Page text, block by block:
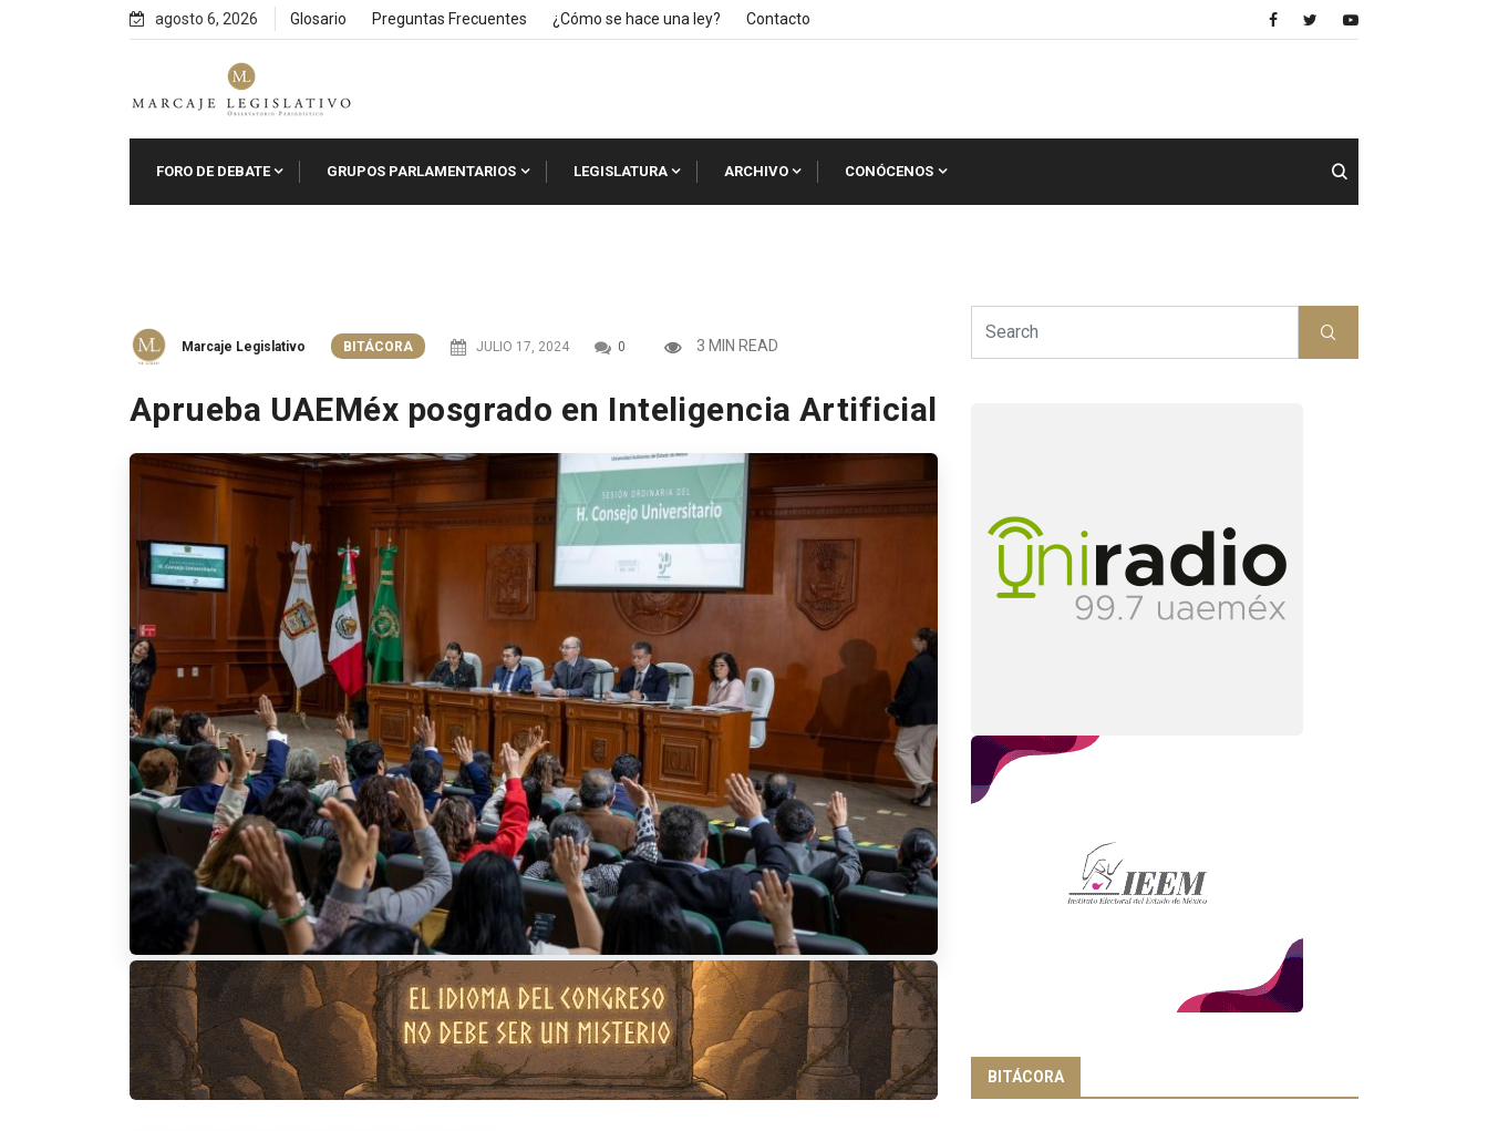
agosto 6, 2026 Glosario Preguntas Frecuentes ¿Cómo se hace una ley? Contacto
FORO DE DEBATE GRUPOS PARLAMENTARIOS LEGISLATURA ARCHIVO CONÓCENOS
Marcaje Legislativo BITÁCORA JULIO 17, 2024 0 3 MIN READ
Aprueba UAEMéx posgrado en Inteligencia Artificial
BITÁCORA